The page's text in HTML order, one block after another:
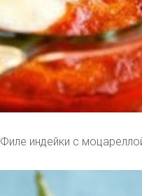
Филе индейки с